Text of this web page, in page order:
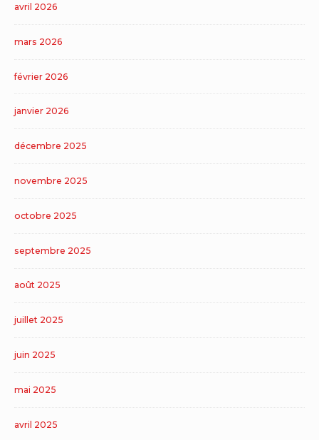
avril 2026
mars 2026
février 2026
janvier 2026
décembre 2025
novembre 2025
octobre 2025
septembre 2025
août 2025
juillet 2025
juin 2025
mai 2025
avril 2025